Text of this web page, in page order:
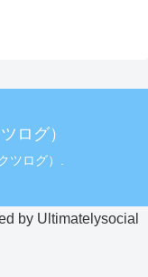
ログ）
ツログ）.
by Ultimatelysocial